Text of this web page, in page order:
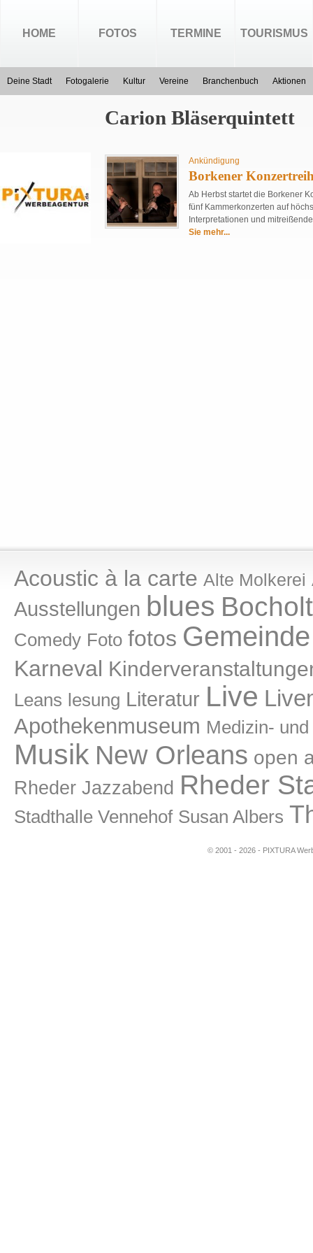
HOME FOTOS TERMINE TOURISMUS
Deine Stadt Fotogalerie Kultur Vereine Branchenbuch Aktionen
Carion Bläserquintett
Ankündigung
Borkener
Ab Herbst startet die Borkener
fünf Kammerkonzerten auf
Interpretationen und
Sie mehr...
Acoustic à la carte Alte Molkerei
Ausstellungen blues Bocholt
Comedy Foto fotos
Karneval
Leans lesung Literatur Live
Apothekenmuseum Medizin-
Musik New Orleans open
Rheder Jazzabend Rheder
Stadthalle Vennehof Susan Albers
© 2001 - 2026 - PIXTURA